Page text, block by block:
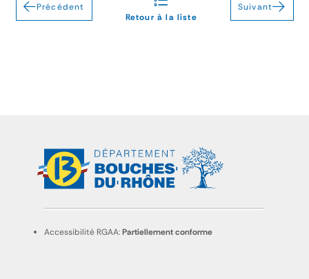
Précédent
Retour à la liste
Suivant
Accessibilité RGAA:Partiellement conforme